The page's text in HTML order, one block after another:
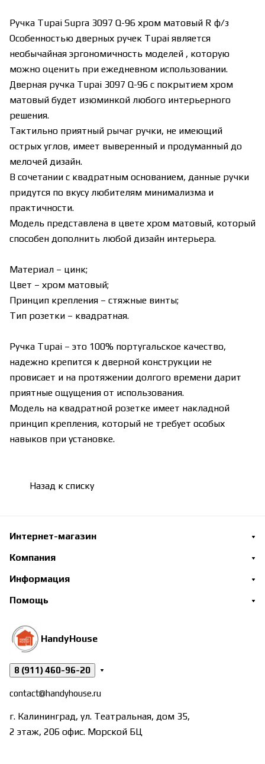
Ручка Tupai Supra 3097 Q-96 хром матовый R ф/з
Особенностью дверных ручек Tupai является
необычайная эргономичность моделей , которую
можно оценить при ежедневном использовании.
Дверная ручка Tupai 3097 Q-96 с покрытием хром
матовый будет изюминкой любого интерьерного
решения.
Тактильно приятный рычаг ручки, не имеющий
острых углов, имеет выверенный и продуманный до
мелочей дизайн.
В сочетании с квадратным основанием, данные ручки
придутся по вкусу любителям минимализма и
практичности.
Модель представлена в цвете хром матовый, который
способен дополнить любой дизайн интерьера.
Материал – цинк;
Цвет – хром матовый;
Принцип крепления – стяжные винты;
Тип розетки – квадратная.
Ручка Tupai – это 100% португальское качество,
надежно крепится к дверной конструкции не
провисает и на протяжении долгого времени дарит
приятные ощущения от использования.
Модель на квадратной розетке имеет накладной
принцип крепления, который не требует особых
навыков при установке.
Назад к списку
Интернет-магазин
Компания
Информация
Помощь
HandyHouse
8 (911) 460-96-20
contact@handyhouse.ru
г. Калининград, ул. Театральная, дом 35,
2 этаж, 206 офис. Морской БЦ